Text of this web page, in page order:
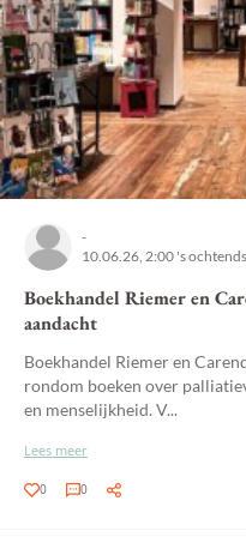
-
10.06.26, 2:00 's ochtends
Boekhandel Riemer en
aandacht
Boekhandel Riemer en
rondom boeken over
en menselijkheid. V...
Lees meer
0 0